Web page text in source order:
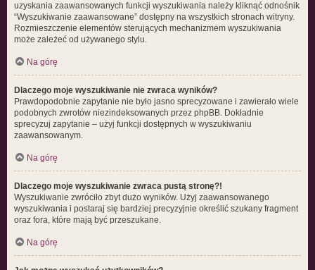
uzyskania zaawansowanych funkcji wyszukiwania należy kliknąć odnośnik
“Wyszukiwanie zaawansowane” dostępny na wszystkich stronach witryny.
Rozmieszczenie elementów sterujących mechanizmem wyszukiwania
może zależeć od używanego stylu.
Na górę
Dlaczego moje wyszukiwanie nie zwraca wyników?
Prawdopodobnie zapytanie nie było jasno sprecyzowane i zawierało wiele
podobnych zwrotów niezindeksowanych przez phpBB. Dokładnie
sprecyzuj zapytanie – użyj funkcji dostępnych w wyszukiwaniu
zaawansowanym.
Na górę
Dlaczego moje wyszukiwanie zwraca pustą stronę?!
Wyszukiwanie zwróciło zbyt dużo wyników. Użyj zaawansowanego
wyszukiwania i postaraj się bardziej precyzyjnie określić szukany fragment
oraz fora, które mają być przeszukane.
Na górę